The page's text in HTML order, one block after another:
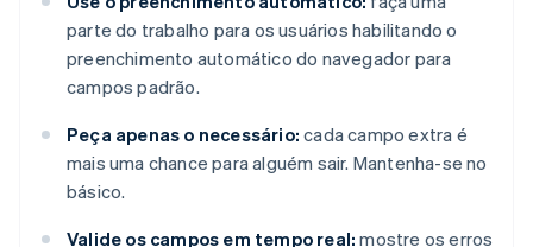
parte do trabalho para os usuários habilitando o
preenchimento automático do navegador para
campos padrão.
Peça apenas o necessário: cada campo extra é
mais uma chance para alguém sair. Mantenha-se no
básico.
Valide os campos em tempo real: mostre os erros